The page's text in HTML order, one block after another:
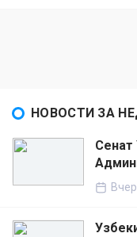
НОВОСТИ ЗА
Сенат